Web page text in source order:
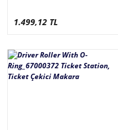
1.499,12 TL